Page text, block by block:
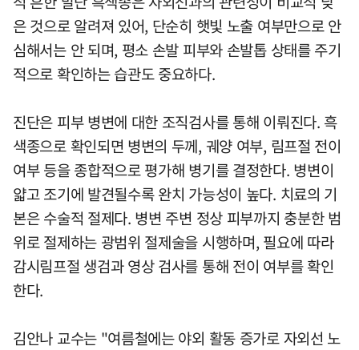
은 것으로 알려져 있어, 단순히 햇빛 노출 여부만으로 안
심해서는 안 되며, 평소 손발 피부와 손발톱 상태를 주기
적으로 확인하는 습관도 중요하다.
진단은 피부 병변에 대한 조직검사를 통해 이뤄진다. 흑
색종으로 확인되면 병변의 두께, 궤양 여부, 림프절 전이
여부 등을 종합적으로 평가해 병기를 결정한다. 병변이
얇고 조기에 발견될수록 완치 가능성이 높다. 치료의 기
본은 수술적 절제다. 병변 주변 정상 피부까지 충분한 범
위로 절제하는 광범위 절제술을 시행하며, 필요에 따라
감시림프절 생검과 영상 검사를 통해 전이 여부를 확인
한다.
김안나 교수는 "여름철에는 야외 활동 증가로 자외선 노